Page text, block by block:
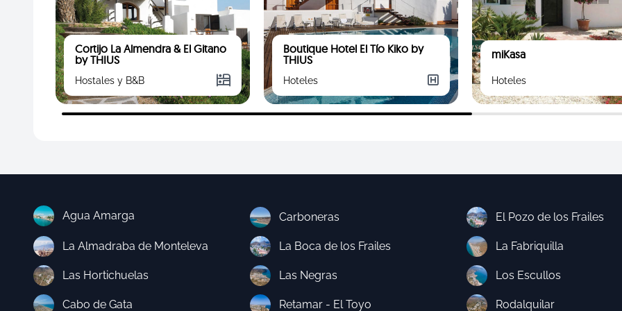
Cortijo La Almendra & El Gitano
by THIUS
Hostales y B&B
Boutique Hotel El Tío Kiko by
THIUS
Hoteles
miKasa
Hoteles
Agua Amarga Carboneras El Pozo de los Frailes
La Almadraba de Monteleva La Boca de los Frailes La Fabriquilla
Las Hortichuelas Las Negras Los Escullos
Cabo de Gata Retamar - El Toyo Rodalquilar